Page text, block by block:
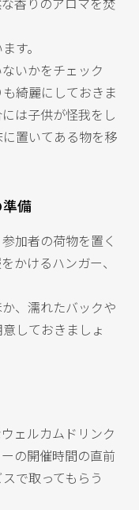
す。
いかをチェック
綺麗にしておきま
は子供が怪我をし
置いてある物を移
備
加者の荷物を置く
かけるハンガー、
、濡れたバックや
しておきましょ
ェルカムドリンク
の開催時間の直前
で取ってもらう